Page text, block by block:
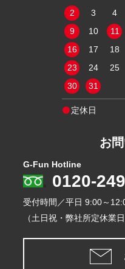
2
3 4
9
10 11
16
17 18
23
24 25
30
31
定休日
お
G-Fun Hotline
0120-
受付時間／平日 9:00～
（土日祝・弊社所定休業日